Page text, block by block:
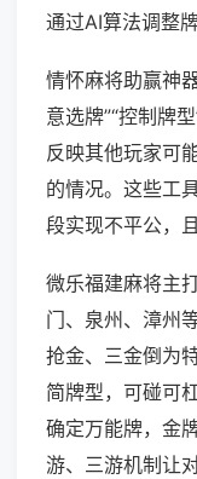
通过AI算法调整
情怀麻将助赢神
意选牌”“控制牌
反映其他玩家可
的情况。这些工
段实现不平公，且
微乐福建麻将主
门、泉州、漳州
抢金、三金倒为
简牌型，可碰可
确定万能牌，金
游、三游机制让